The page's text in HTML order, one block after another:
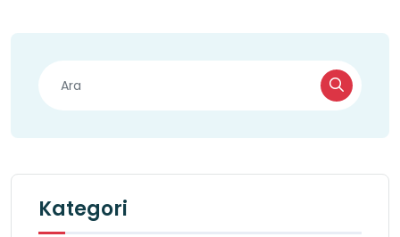
Kategori